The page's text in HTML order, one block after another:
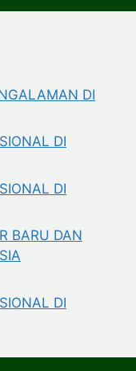
DI
DI
DI
BARU DAN
DI